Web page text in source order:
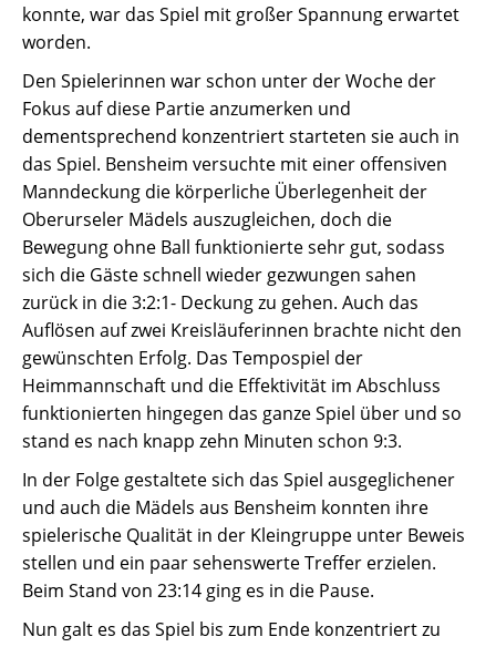
konnte, war das Spiel mit großer Spannung erwartet
worden.
Den Spielerinnen war schon unter der Woche der
Fokus auf diese Partie anzumerken und
dementsprechend konzentriert starteten sie auch in
das Spiel. Bensheim versuchte mit einer offensiven
Manndeckung die körperliche Überlegenheit der
Oberurseler Mädels auszugleichen, doch die
Bewegung ohne Ball funktionierte sehr gut, sodass
sich die Gäste schnell wieder gezwungen sahen
zurück in die 3:2:1- Deckung zu gehen. Auch das
Auflösen auf zwei Kreisläuferinnen brachte nicht den
gewünschten Erfolg. Das Tempospiel der
Heimmannschaft und die Effektivität im Abschluss
funktionierten hingegen das ganze Spiel über und so
stand es nach knapp zehn Minuten schon 9:3.
In der Folge gestaltete sich das Spiel ausgeglichener
und auch die Mädels aus Bensheim konnten ihre
spielerische Qualität in der Kleingruppe unter Beweis
stellen und ein paar sehenswerte Treffer erzielen.
Beim Stand von 23:14 ging es in die Pause.
Nun galt es das Spiel bis zum Ende konzentriert zu